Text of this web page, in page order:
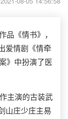
品《情书》，
爱情剧《情牵
》中扮演了医
主演的古装武
山庄少庄主易